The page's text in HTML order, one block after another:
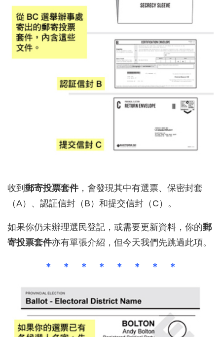
收到 郵寄投票套件 ，會發現其中有選票、保密封套
（A）、認証信封（B）和提交信封（C）。
如果你仍未辦理選民登記，或需要更新資料，你的郵
寄投票套件亦有單張介紹，但今天我們先跳過此項。
＊ ＊ ＊ ＊ ＊ ＊ ＊ ＊